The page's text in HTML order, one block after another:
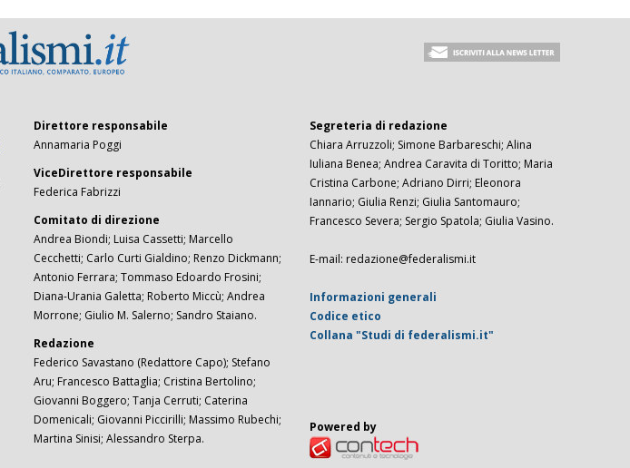
Direttore responsabile
Annamaria Poggi
ViceDirettore responsabile
Federica Fabrizzi
Comitato di direzione
Andrea Biondi; Luisa Cassetti; Marcello
Cecchetti; Carlo Curti Gialdino; Renzo Dickmann;
Antonio Ferrara; Tommaso Edoardo Frosini;
Diana-Urania Galetta; Roberto Miccù; Andrea
Morrone; Giulio M. Salerno; Sandro Staiano.
Redazione
Federico Savastano (Redattore Capo); Stefano
Aru; Francesco Battaglia; Cristina Bertolino;
Giovanni Boggero; Tanja Cerruti; Caterina
Domenicali; Giovanni Piccirilli; Massimo Rubechi;
Martina Sinisi; Alessandro Sterpa.
Segreteria di redazione
Chiara Arruzzoli; Simone Barbareschi; Alina
Iuliana Benea; Andrea Caravita di Toritto; Maria
Cristina Carbone; Adriano Dirri; Eleonora
Iannario; Giulia Renzi; Giulia Santomauro;
Francesco Severa; Sergio Spatola; Giulia Vasino.
E-mail: redazione@federalismi.it
Informazioni generali
Codice etico
Collana "Studi di federalismi.it"
Powered by